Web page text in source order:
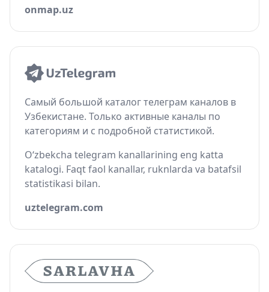
onmap.uz
Самый большой каталог телеграм каналов в
Узбекистане. Только активные каналы по
категориям и с подробной статистикой.
O‘zbekcha telegram kanallarining eng katta
katalogi. Faqt faol kanallar, ruknlarda va batafsil
statistikasi bilan.
uztelegram.com